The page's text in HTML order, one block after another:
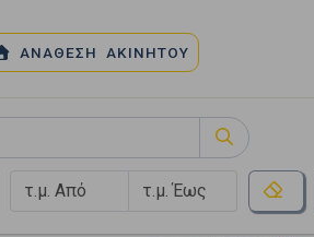
ΑΝΑΘΕΣΗ ΑΚΙΝΗΤΟΥ